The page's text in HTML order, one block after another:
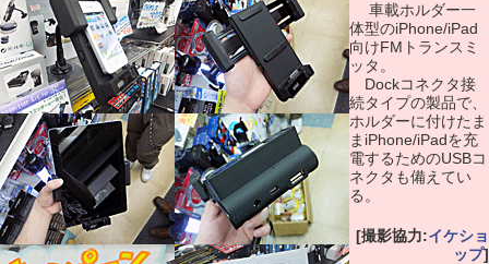
車載ホルダー一
体型のiPhone/iPad
向けFMトランスミ
ッタ。
Dockコネクタ接
続タイプの製品で、
ホルダーに付けたま
まiPhone/iPadを充
電するためのUSBコ
ネクタも備えてい
る。
[撮影協力:イケショ
ップ]